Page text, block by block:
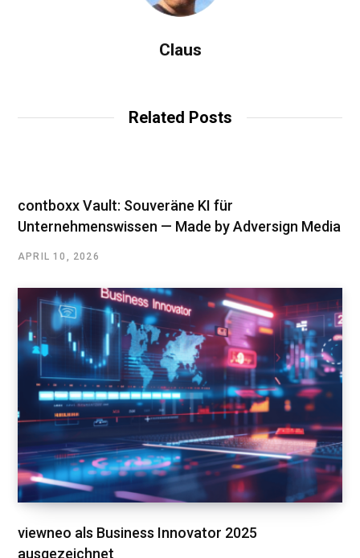
Claus
Related Posts
contboxx Vault: Souveräne KI für
Unternehmenswissen — Made by Adversign Media
APRIL 10, 2026
viewneo als Business Innovator 2025
ausgezeichnet